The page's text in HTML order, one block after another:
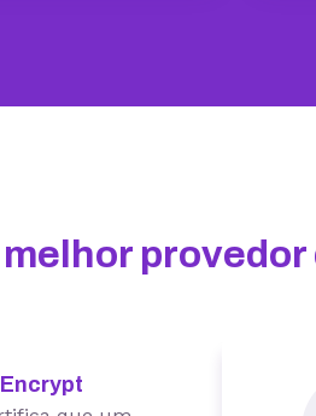
Encrypt